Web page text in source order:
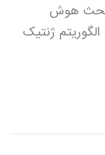
هوش
ژنتيک